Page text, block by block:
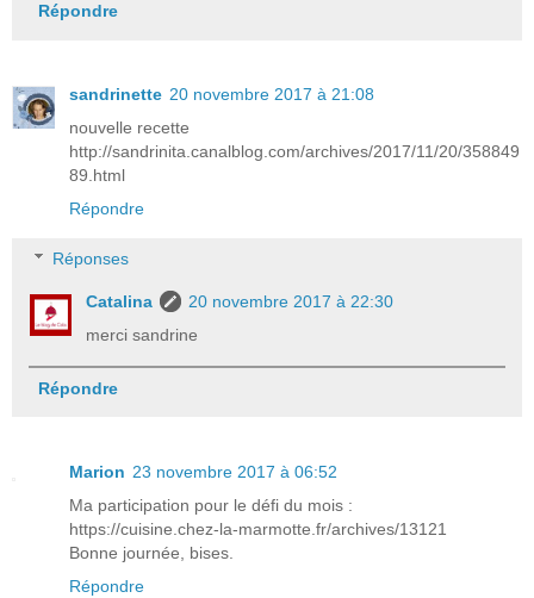
Répondre
sandrinette 20 novembre 2017 à 21:08
nouvelle recette
http://sandrinita.canalblog.com/archives/2017/11/20/358849
89.html
Répondre
Réponses
Catalina
20 novembre 2017 à 22:30
merci sandrine
Répondre
Marion 23 novembre 2017 à 06:52
Ma participation pour le défi du mois :
https://cuisine.chez-la-marmotte.fr/archives/13121
Bonne journée, bises.
Répondre